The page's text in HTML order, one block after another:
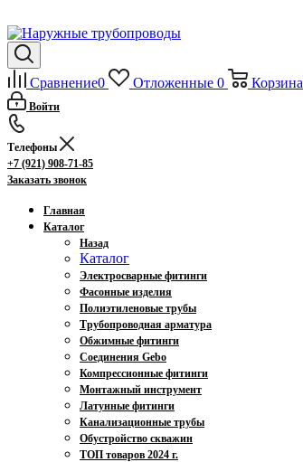
Сравнение0 Отложенные 0 Корзина
Войти
Телефоны
+7 (921) 908-71-85
Заказать звонок
Главная
Каталог
Назад
Каталог
Электросварные фитинги
Фасонные изделия
Полиэтиленовые трубы
Трубопроводная арматура
Обжимные фитинги
Соединения Gebo
Компрессионные фитинги
Монтажный инструмент
Латунные фитинги
Канализационные трубы
Обустройство скважин
ТОП товаров 2024 г.